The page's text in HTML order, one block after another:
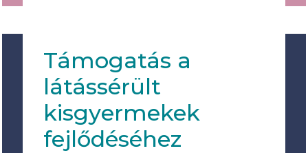
Támogatás a
látássérült
kisgyermekek
fejlődéséhez